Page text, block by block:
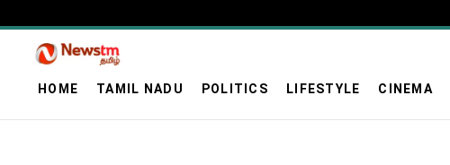
HOME TAMIL NADU POLITICS LIFESTYLE CINEMA